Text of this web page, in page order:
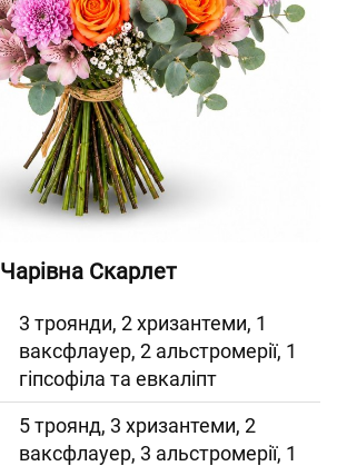
Чарівна Скарлет
3 троянди, 2 хризантеми, 1
ваксфлауер, 2 альстромерії, 1
гіпсофіла та евкаліпт
5 троянд, 3 хризантеми, 2
ваксфлауер, 3 альстромерії, 1